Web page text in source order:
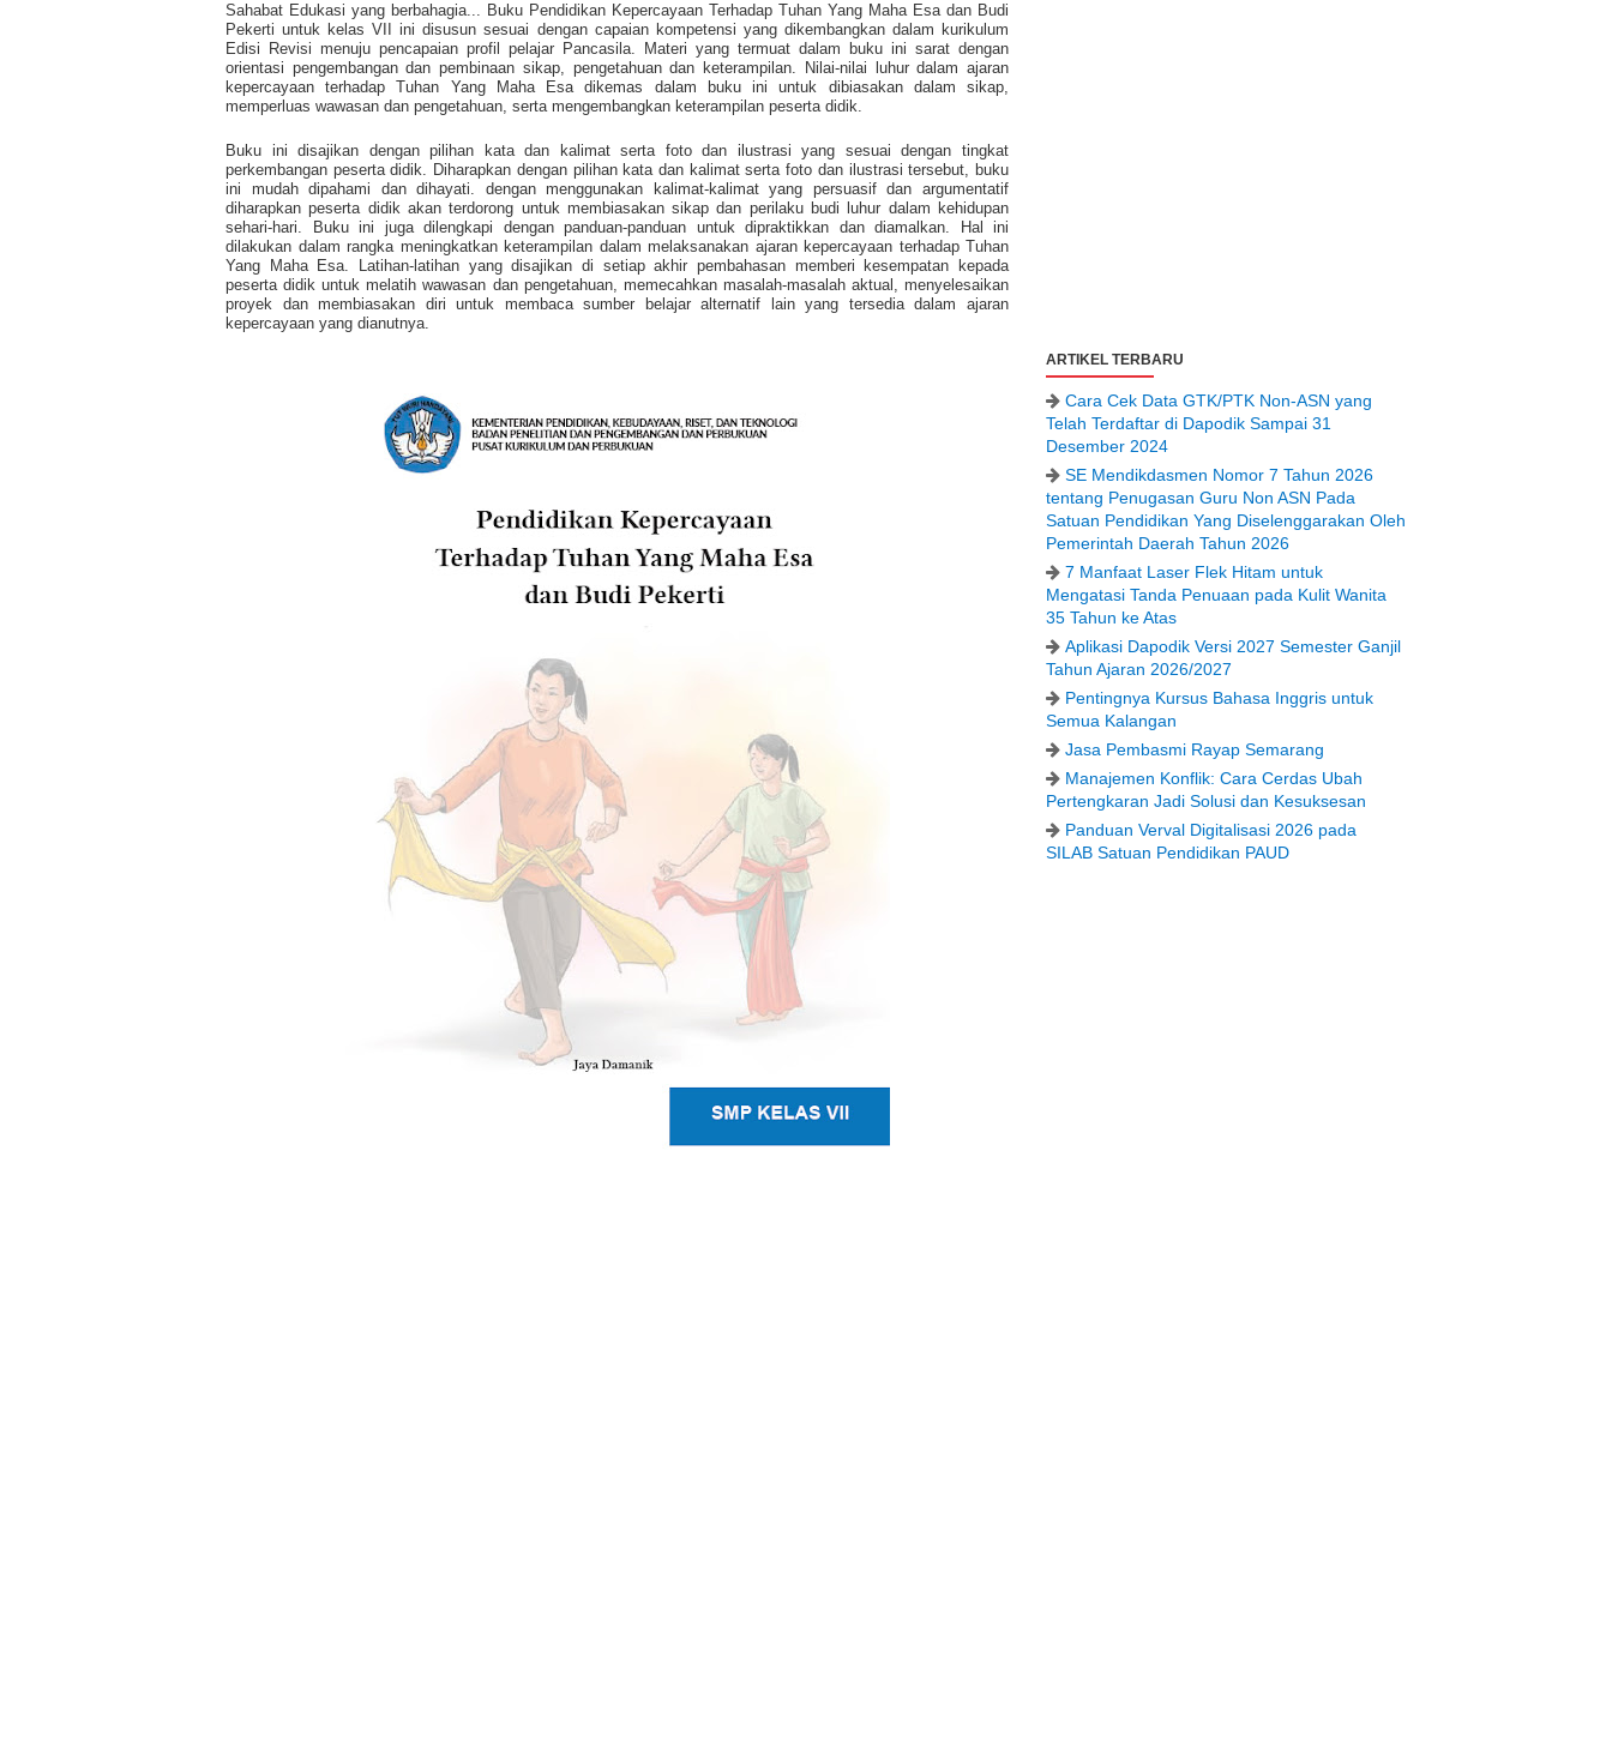
Sahabat Edukasi yang berbahagia... Buku Pendidikan Kepercayaan Terhadap Tuhan Yang Maha Esa dan Budi
Pekerti untuk kelas VII ini disusun sesuai dengan capaian kompetensi yang dikembangkan dalam kurikulum
Edisi Revisi menuju pencapaian profil pelajar Pancasila. Materi yang termuat dalam buku ini sarat dengan
orientasi pengembangan dan pembinaan sikap, pengetahuan dan keterampilan. Nilai-nilai luhur dalam ajaran
kepercayaan terhadap Tuhan Yang Maha Esa dikemas dalam buku ini untuk dibiasakan dalam sikap,
memperluas wawasan dan pengetahuan, serta mengembangkan keterampilan peserta didik.
Buku ini disajikan dengan pilihan kata dan kalimat serta foto dan ilustrasi yang sesuai dengan tingkat
perkembangan peserta didik. Diharapkan dengan pilihan kata dan kalimat serta foto dan ilustrasi tersebut, buku
ini mudah dipahami dan dihayati. dengan menggunakan kalimat-kalimat yang persuasif dan argumentatif
diharapkan peserta didik akan terdorong untuk membiasakan sikap dan perilaku budi luhur dalam kehidupan
sehari-hari. Buku ini juga dilengkapi dengan panduan-panduan untuk dipraktikkan dan diamalkan. Hal ini
dilakukan dalam rangka meningkatkan keterampilan dalam melaksanakan ajaran kepercayaan terhadap Tuhan
Yang Maha Esa. Latihan-latihan yang disajikan di setiap akhir pembahasan memberi kesempatan kepada
peserta didik untuk melatih wawasan dan pengetahuan, memecahkan masalah-masalah aktual, menyelesaikan
proyek dan membiasakan diri untuk membaca sumber belajar alternatif lain yang tersedia dalam ajaran
kepercayaan yang dianutnya.
ARTIKEL TERBARU
Cara Cek Data GTK/PTK Non-ASN yang
Telah Terdaftar di Dapodik Sampai 31
Desember 2024
SE Mendikdasmen Nomor 7 Tahun 2026
tentang Penugasan Guru Non ASN Pada
Satuan Pendidikan Yang Diselenggarakan Oleh
Pemerintah Daerah Tahun 2026
7 Manfaat Laser Flek Hitam untuk
Mengatasi Tanda Penuaan pada Kulit Wanita
35 Tahun ke Atas
Aplikasi Dapodik Versi 2027 Semester Ganjil
Tahun Ajaran 2026/2027
Pentingnya Kursus Bahasa Inggris untuk
Semua Kalangan
Jasa Pembasmi Rayap Semarang
Manajemen Konflik: Cara Cerdas Ubah
Pertengkaran Jadi Solusi dan Kesuksesan
Panduan Verval Digitalisasi 2026 pada
SILAB Satuan Pendidikan PAUD